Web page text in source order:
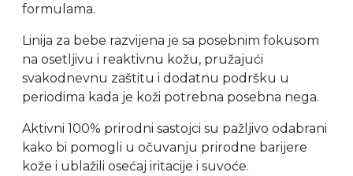
formulama.
Linija za bebe razvijena je sa posebnim fokusom
na osetljivu i reaktivnu kožu, pružajući
svakodnevnu zaštitu i dodatnu podršku u
periodima kada je koži potrebna posebna nega.
Aktivni 100% prirodni sastojci su pažljivo odabrani
kako bi pomogli u očuvanju prirodne barijere
kože i ublažili osećaj iritacije i suvoće.